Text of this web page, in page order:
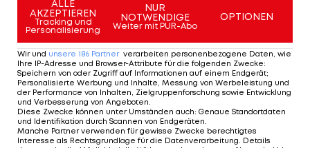
Ausschau gehalten.
Der achtfache DFB-Nationalspieler wechselte im
Sommer 2022 für 30 Millionen Euro von Salzburg
nach Dortmund. Während seiner Zeit beim BVB
kämpfte der Flügelspieler mit
Verletzungsproblemen.
Bis dato kam Adeyemi auf 107 Pflichtspiele, in
ALLE
AKZEPTIEREN
Tracking und
Personalisierung
NUR
NOTWENDIGE
Weiter mit PUR-Abo
OPTIONEN
Wir und unsere 186 Partner verarbeiten personenbezogene Daten, wie
Ihre IP-Adresse und Browser-Attribute für die folgenden Zwecke:
Speichern von oder Zugriff auf Informationen auf einem Endgerät;
Personalisierte Werbung und Inhalte, Messung von Werbeleistung und
der Performance von Inhalten, Zielgruppenforschung sowie Entwicklung
und Verbesserung von Angeboten
Diese Zwecke können unter Umständen auch: Genaue Standortdaten
und Identifikation durch Scannen von Endgeräten
Manche Partner verwenden für gewisse Zwecke berechtigtes
Interesse als Rechtsgrundlage für die Datenverarbeitung. Details